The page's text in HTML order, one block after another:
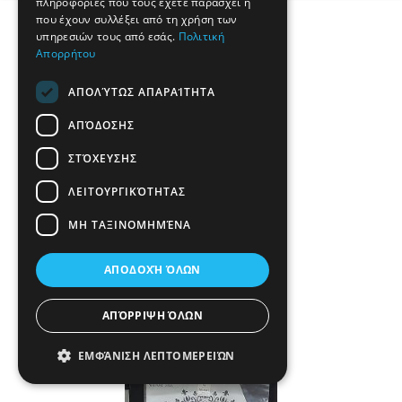
που έχουν συλλέξει από τη χρήση των
υπηρεσιών τους από εσάς. Πολιτική
Απορρήτου
ΑΠΟΛΎΤΩΣ ΑΠΑΡΑΊΤΗΤΑ
ΑΠΌΔΟΣΗΣ
ΣΤΌΧΕΥΣΗΣ
ΛΕΙΤΟΥΡΓΙΚΌΤΗΤΑΣ
ΜΗ ΤΑΞΙΝΟΜΗΜΈΝΑ
ΑΠΟΔΟΧΉ ΌΛΩΝ
ΑΠΌΡΡΙΨΗ ΌΛΩΝ
ΕΜΦΆΝΙΣΗ ΛΕΠΤΟΜΕΡΕΙΏΝ